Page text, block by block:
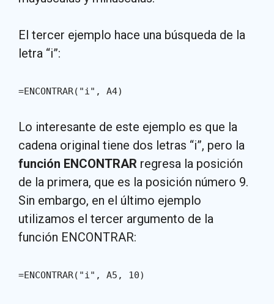
El tercer ejemplo hace una búsqueda de la
letra “i”:
=ENCONTRAR("i", A4)
Lo interesante de este ejemplo es que la
cadena original tiene dos letras “i”, pero la
función ENCONTRAR regresa la posición
de la primera, que es la posición número 9.
Sin embargo, en el último ejemplo
utilizamos el tercer argumento de la
función ENCONTRAR:
=ENCONTRAR("i", A5, 10)